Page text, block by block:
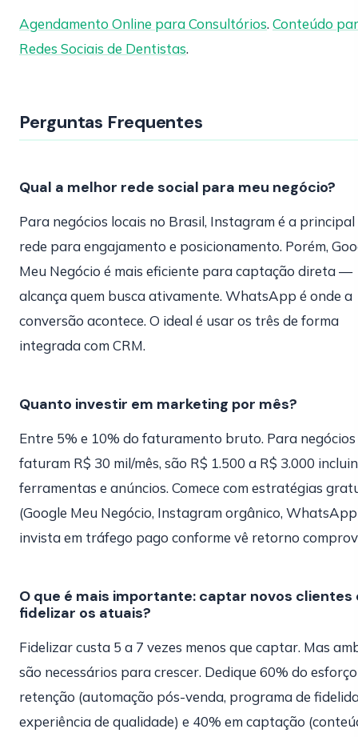
Agendamento Online para Consultórios. Conteúdo
Redes Sociais de Dentistas.
Perguntas Frequentes
Qual a melhor rede social para meu negócio?
Para negócios locais no Brasil, Instagram é a principal
rede para engajamento e posicionamento. Porém,
Meu Negócio é mais eficiente para captação direta —
alcança quem busca ativamente. WhatsApp é onde a
conversão acontece. O ideal é usar os três de forma
integrada com CRM.
Quanto investir em marketing por mês?
Entre 5% e 10% do faturamento bruto. Para negócios
faturam R$ 30 mil/mês, são R$ 1.500 a R$ 3.000
ferramentas e anúncios. Comece com estratégias
(Google Meu Negócio, Instagram orgânico,
invista em tráfego pago conforme vê retorno
O que é mais importante: captar novos clientes
fidelizar os atuais?
Fidelizar custa 5 a 7 vezes menos que captar. Mas
são necessários para crescer. Dedique 60% do
retenção (automação pós-venda, programa de
experiência de qualidade) e 40% em captação